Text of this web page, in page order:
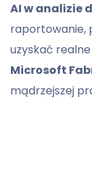
AI w analizie
raportowanie,
uzyskać
Microsoft
mądrzejszej